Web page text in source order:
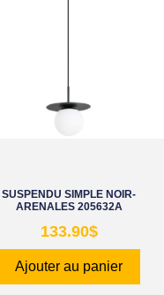
SUSPENDU SIMPLE NOIR-
ARENALES 205632A
133.90$
Ajouter au panier